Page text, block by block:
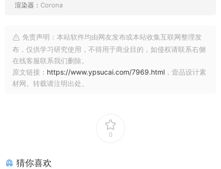
渲染器： Corona
免责声明：本站软件均由网友发布或本站收集互联网整理发
布，仅供学习研究使用，不得用于商业目的，如侵权请联系右侧
在线客服联系我们删除。
原文链接： https://www.ypsucai.com/7969.html ，壹品设计素
材网。转载请注明出处。
0
猜你喜欢